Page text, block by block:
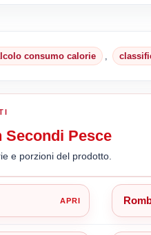
consumo calorie
Pesce
e porzioni del prodotto.